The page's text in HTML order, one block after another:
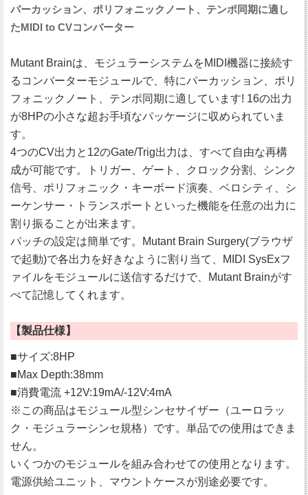
パーカッション、ポリフォニックノート、テンポ同期に適し
たMIDI to CVコンバーター
Mutant Brainは、モジュラーシステムをMIDI機器に接続す
るコンバーターモジュールで、特にパーカッション、ポリ
フォニックノート、テンポ同期に適しています! 16の出力
が8HPの小さな超お手頃なパッケージに収められていま
す。
4つのCV出力と12のGate/Trig出力は、すべて自由な再構
成が可能です。トリガー、ゲート、クロック分割、シンク
信号、ポリフォニック・キーボード演奏、ベロシティ、シ
ーケンサー・トランスポートといった機能を任意の出力に
割り振ることが出来ます。
パッチの設定は簡単です。Mutant Brain Surgery(ブラウザ
で起動)で各出力を好きなように割り当て、MIDI SysExフ
ァイルをモジュールに送信するだけで、Mutant Brainがす
べて記憶してくれます。
【製品仕様】
■サイズ:8HP
■Max Depth:38mm
■消費電流 +12V:19mA/-12V:4mA
※この商品はモジュール型シンセサイザー（ユーロラッ
ク・モジュラーシンセ規格）です。単品での使用はできま
せん。
いくつかのモジュールを組み合わせての使用となります。
電源供給ユニット、マウントケースが別途必要です。